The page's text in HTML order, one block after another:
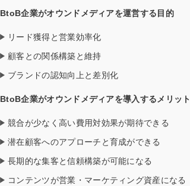
BtoB企業がオウンドメディアを運営する目的
リード獲得と営業効率化
顧客との関係構築と維持
ブランドの認知向上と差別化
BtoB企業がオウンドメディアを導入するメリット
競合が少なく高い費用対効果が期待できる
潜在顧客へのアプローチと育成ができる
長期的な集客と信頼構築が可能になる
コンテンツが営業・マーケティング資産になる